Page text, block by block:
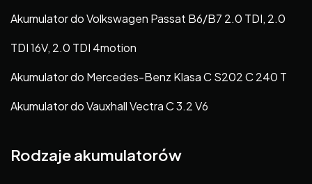
Akumulator do Volkswagen Passat B6/B7 2.0 TDI, 2.0
TDI 16V, 2.0 TDI 4motion
Akumulator do Mercedes-Benz Klasa C S202 C 240 T
Akumulator do Vauxhall Vectra C 3.2 V6
Rodzaje akumulatorów